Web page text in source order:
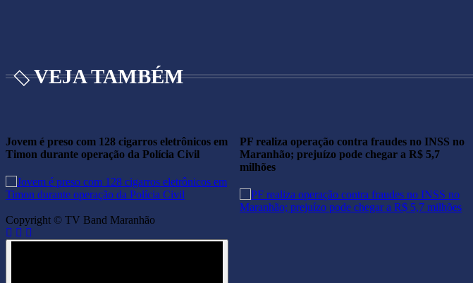
VEJA TAMBÉM
Jovem é preso com 128 cigarros eletrônicos em
Timon durante operação da Polícia Civil
PF realiza operação contra fraudes no INSS no
Maranhão; prejuízo pode chegar a R$ 5,7
milhões
Copyright © TV Band Maranhão